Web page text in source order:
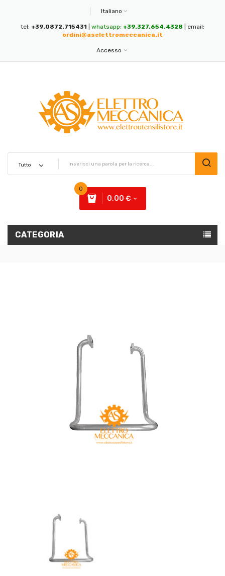
Italiano
tel: +39.0872.715431 whatsapp: +39.327.654.4328 | email:
ordini@aselettromeccanica.it
Accesso
0
0,00 €
CATEGORIA